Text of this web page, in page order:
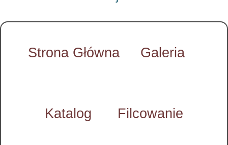
Strona Główna Galeria
Katalog Filcowanie